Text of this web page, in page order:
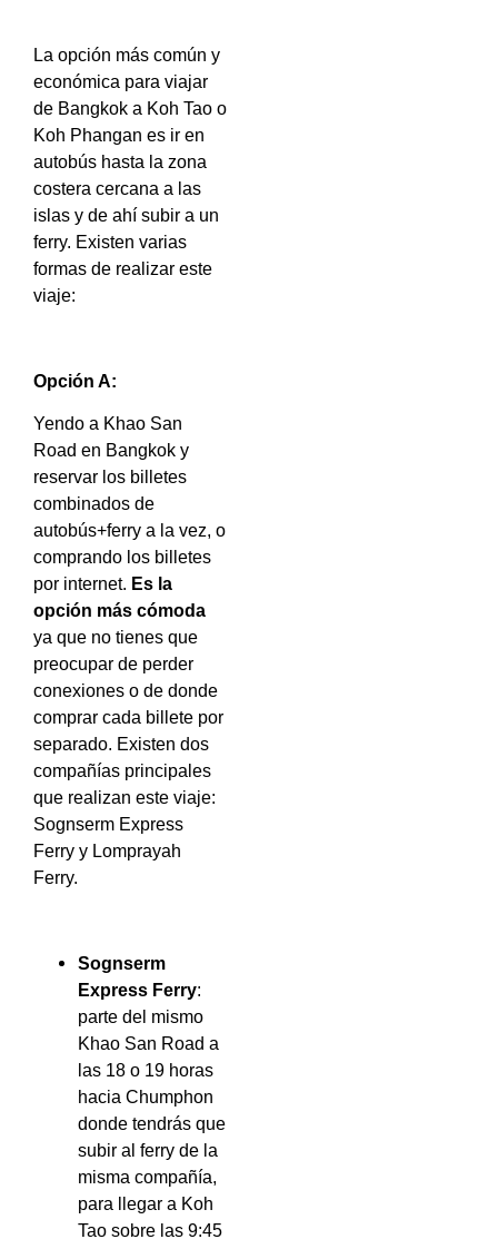
La opción más común y
económica para viajar
de Bangkok a Koh Tao o
Koh Phangan es ir en
autobús hasta la zona
costera cercana a las
islas y de ahí subir a un
ferry. Existen varias
formas de realizar este
viaje:
Opción A:
Yendo a Khao San
Road en Bangkok y
reservar los billetes
combinados de
autobús+ferry a la vez, o
comprando los billetes
por internet. Es la
opción más cómoda
ya que no tienes que
preocupar de perder
conexiones o de donde
comprar cada billete por
separado. Existen dos
compañías principales
que realizan este viaje:
Sognserm Express
Ferry y Lomprayah
Ferry.
Sognserm
Express Ferry:
parte del mismo
Khao San Road a
las 18 o 19 horas
hacia Chumphon
donde tendrás que
subir al ferry de la
misma compañía,
para llegar a Koh
Tao sobre las 9:45